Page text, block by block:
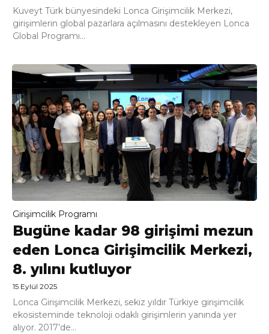
Kuveyt Türk bünyesindeki Lonca Girişimcilik Merkezi,
girişimlerin global pazarlara açılmasını destekleyen Lonca
Global Programı...
Girişimcilik Programı
Bugüne kadar 98 girişimi mezun
eden Lonca Girişimcilik Merkezi,
8. yılını kutluyor
15 Eylül 2025
Lonca Girişimcilik Merkezi, sekiz yıldır Türkiye girişimcilik
ekosisteminde teknoloji odaklı girişimlerin yanında yer
alıyor. 2017’de...